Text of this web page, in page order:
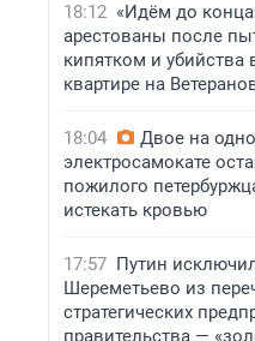
18:12 «Идём до
арестованы после
кипятком и убийства
квартире на
18:04
Двое на
электросамокате
пожилого
истекать кровью
17:57 Путин
Шереметьево из
стратегических
правительства —